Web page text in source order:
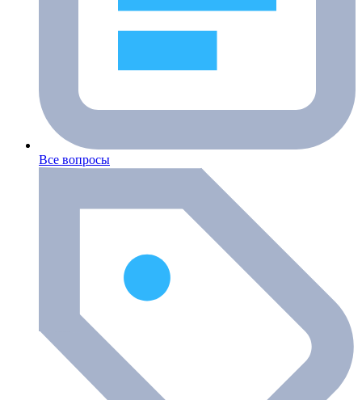
Все вопросы